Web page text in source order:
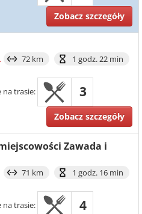
Zobacz szczegóły
72 km 1 godz. 22 min
na trasie: 3
Zobacz szczegóły
Zawada i
71 km 1 godz. 16 min
na trasie: 4